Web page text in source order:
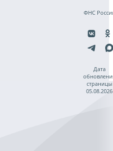
ФНС
Дата
страницы
05.08.2026